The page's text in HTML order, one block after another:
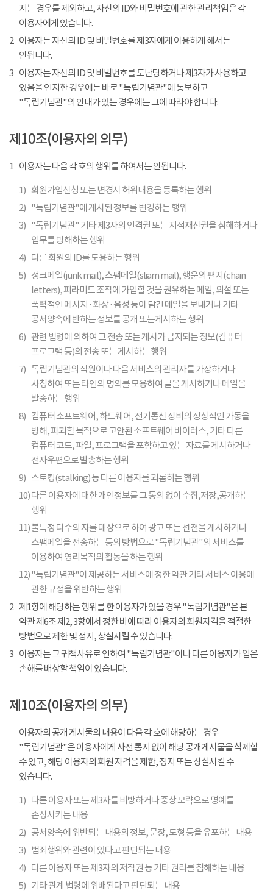
지는 경우를 제외하고, 자신의 ID와 비밀번호에 관한 관리책임은 각
이용자에게 있습니다.
2 이용자는 자신의 ID 및 비밀번호를 제3자에게 이용하게 해서는
안됩니다.
3 이용자는 자신의 ID 및 비밀번호를 도난당하거나 제3자가 사용하고
있음을 인지한 경우에는 바로 "독립기념관"에 통보하고
"독립기념관"의 안내가 있는 경우에는 그에 따라야 합니다.
제10조(이용자의 의무)
1 이용자는 다음 각 호의 행위를 하여서는 안됩니다.
1) 회원가입신청 또는 변경시 허위내용을 등록하는 행위
2) "독립기념관"에 게시된 정보를 변경하는 행위
3) "독립기념관" 기타 제3자의 인격권 또는 지적재산권을 침해하거나
업무를 방해하는 행위
4) 다른 회원의 ID를 도용하는 행위
5) 정크메일(junk mail), 스팸메일(sliam mail), 행운의 편지(chain
letters), 피라미드 조직에 가입할 것을 권유하는 메일, 외설 또는
폭력적인 메시지 · 화상 · 음성 등이 담긴 메일을 보내거나 기타
공서양속에 반하는 정보를 공개 또는게시하는 행위
6) 관련 법령에 의하여 그 전송 또는 게시가 금지되는 정보(컴퓨터
프로그램 등)의 전송 또는 게시하는 행위
7) 독립기념관의 직원이나 다음 서비스의 관리자를 가장하거나
사칭하여 또는 타인의 명의를 모용하여 글을 게시하거나 메일을
발송하는 행위
8) 컴퓨터 소프트웨어, 하드웨어, 전기통신 장비의 정상적인 가동을
방해, 파괴할 목적으로 고안된 소프트웨어 바이러스, 기타 다른
컴퓨터 코드, 파일, 프로그램을 포함하고 있는 자료를 게시하거나
전자우편으로 발송하는 행위
9) 스토킹(stalking) 등 다른 이용자를 괴롭히는 행위
10)다른 이용자에 대한 개인정보를 그 동의 없이 수집,저장,공개하는
행위
11)불특정 다수의 자를 대상으로 하여 광고 또는 선전을 게시하거나
스팸메일을 전송하는 등의 방법으로 "독립기념관"의 서비스를
이용하여 영리목적의 활동을 하는 행위
12)"독립기념관"이 제공하는 서비스에 정한 약관 기타 서비스 이용에
관한 규정을 위반하는 행위
2 제1항에 해당하는 행위를 한 이용자가 있을 경우 "독립기념관"은 본
약관 제6조 제2, 3항에서 정한 바에 따라 이용자의 회원자격을 적절한
방법으로 제한 및 정지, 상실시킬 수 있습니다.
3 이용자는 그 귀책사유로 인하여 "독립기념관"이나 다른 이용자가 입은
손해를 배상할 책임이 있습니다.
제10조(이용자의 의무)
이용자의 공개 게시물의 내용이 다음 각 호에 해당하는 경우
"독립기념관"은 이용자에게 사전 통지 없이 해당 공개게시물을 삭제할
수 있고, 해당 이용자의 회원 자격을 제한, 정지 또는 상실시킬 수
있습니다.
1) 다른 이용자 또는 제3자를 비방하거나 중상 모략으로 명예를
손상시키는 내용
2) 공서양속에 위반되는 내용의 정보, 문장, 도형 등을 유포하는 내용
3)
범죄행위와 관련이 있다고 판단되는 내용
4) 다른 이용자 또는 제3자의 저작권 등 기타 권리를 침해하는 내용
5) 기타 관계 법령에 위배된다고 판단되는 내용